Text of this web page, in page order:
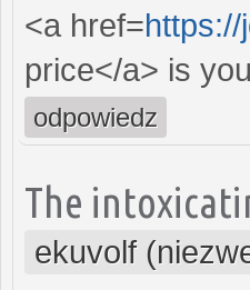
<a href=
price</a> is
odpowiedz
The
ekuvolf